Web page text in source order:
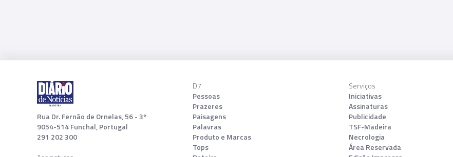
Rua Dr. Fernão de Ornelas, 56 - 3º
9054-514 Funchal, Portugal
291 202 300
D7
Pessoas
Prazeres
Paisagens
Palavras
Produto e Marcas
Tops
Serviços
Iniciativas
Assinaturas
Publicidade
TSF-Madeira
Necrologia
Área Reservada